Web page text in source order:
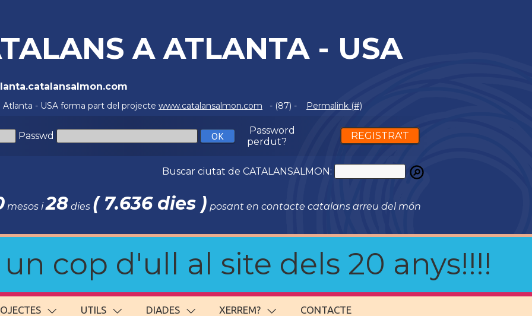
A ATLANTA - USA
Atlanta - USA forma part del projecte www.catalansalmon.com - (87) - Permalink (#)
Passwd
Password
perdut?
REGISTRA'T
Buscar ciutat de CATALANSALMON:
mesos i28 dies ( 7.636 dies ) posant en contacte catalans arreu del món
cop d'ull al site dels 20 anys!!!!
UTILS DIADES XERREM? CONTACTE